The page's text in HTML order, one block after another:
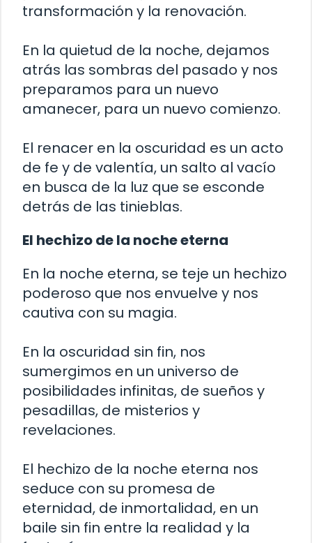
transformación y la renovación.
En la quietud de la noche, dejamos
atrás las sombras del pasado y nos
preparamos para un nuevo
amanecer, para un nuevo comienzo.
El renacer en la oscuridad es un acto
de fe y de valentía, un salto al vacío
en busca de la luz que se esconde
detrás de las tinieblas.
El hechizo de la noche eterna
En la noche eterna, se teje un hechizo
poderoso que nos envuelve y nos
cautiva con su magia.
En la oscuridad sin fin, nos
sumergimos en un universo de
posibilidades infinitas, de sueños y
pesadillas, de misterios y
revelaciones.
El hechizo de la noche eterna nos
seduce con su promesa de
eternidad, de inmortalidad, en un
baile sin fin entre la realidad y la